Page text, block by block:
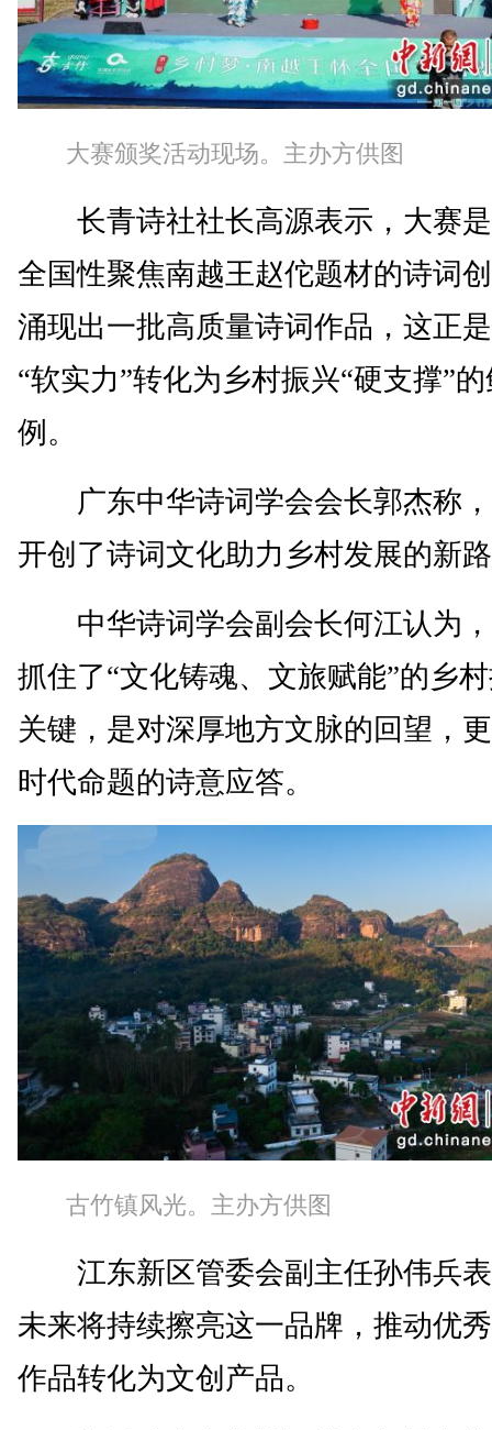
大赛颁奖活动现场。主办方供图
长青诗社社长高源表示，大赛
全国性聚焦南越王赵佗题材的诗词
涌现出一批高质量诗词作品，这正
“软实力”转化为乡村振兴“硬支撑”
例。
广东中华诗词学会会长郭杰称
开创了诗词文化助力乡村发展的新
中华诗词学会副会长何江认为
抓住了“文化铸魂、文旅赋能”的乡
关键，是对深厚地方文脉的回望，
时代命题的诗意应答。
古竹镇风光。主办方供图
江东新区管委会副主任孙伟兵
未来将持续擦亮这一品牌，推动优
作品转化为文创产品。